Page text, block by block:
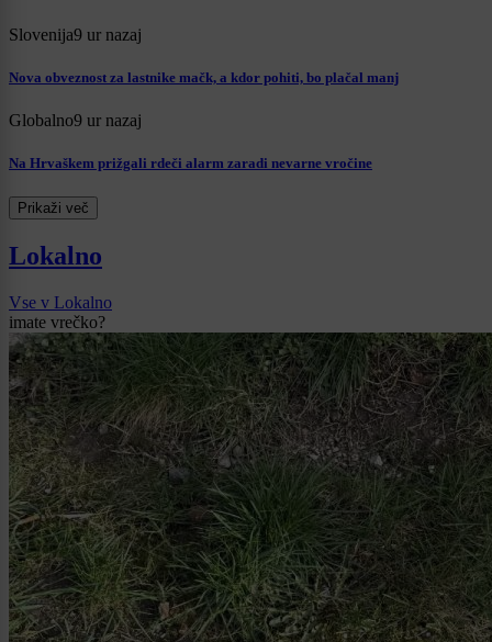
Slovenija9 ur nazaj
Nova obveznost za lastnike mačk, a kdor pohiti, bo plačal manj
Globalno9 ur nazaj
Na Hrvaškem prižgali rdeči alarm zaradi nevarne vročine
Prikaži več
Lokalno
Vse v Lokalno
imate vrečko?